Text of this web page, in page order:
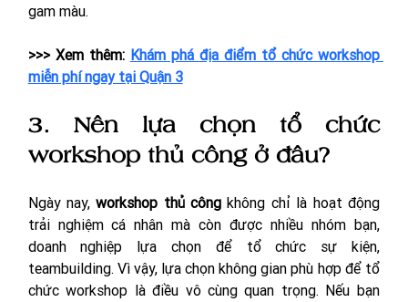
gam màu.
>>> Xem thêm: Khám phá địa điểm tổ chức workshop
miễn phí ngay tại Quận 3
3. Nên lựa chọn tổ chức
workshop thủ công ở đâu?
Ngày nay, workshop thủ công không chỉ là hoạt động
trải nghiệm cá nhân mà còn được nhiều nhóm bạn,
doanh nghiệp lựa chọn để tổ chức sự kiện,
teambuilding. Vì vậy, lựa chọn không gian phù hợp để tổ
chức workshop là điều vô cùng quan trọng. Nếu bạn